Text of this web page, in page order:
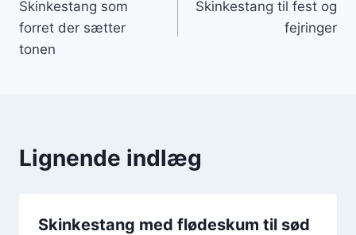
Skinkestang som
forret der sætter
tonen
Skinkestang til fest og
fejringer
Lignende indlæg
Skinkestang med flødeskum til sød